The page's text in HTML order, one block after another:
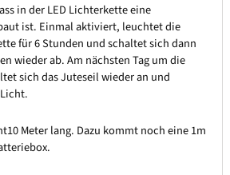
in der LED Lichterkette eine
ist. Einmal aktiviert, leuchtet die
für 6 Stunden und schaltet sich dann
wieder ab. Am nächsten Tag um die
sich das Juteseil wieder an und
Meter lang. Dazu kommt noch eine 1m